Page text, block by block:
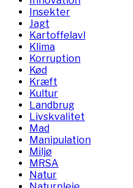
Insekter
Jagt
Kartoffelavl
Klima
Korruption
Kød
Kræft
Kultur
Landbrug
Livskvalitet
Mad
Manipulation
Miljø
MRSA
Natur